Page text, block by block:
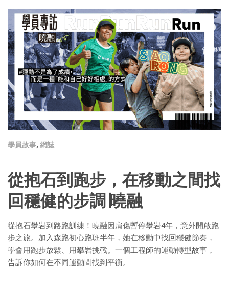
學員故事, 網誌
從抱石到跑步，在移動之間找
回穩健的步調∣曉融
從抱石攀岩到路跑訓練！曉融因肩傷暫停攀岩4年，意外開啟跑
步之旅。加入森跑初心跑班半年，她在移動中找回穩健節奏，
學會用跑步放鬆、用攀岩挑戰。一個工程師的運動轉型故事，
告訴你如何在不同運動間找到平衡。